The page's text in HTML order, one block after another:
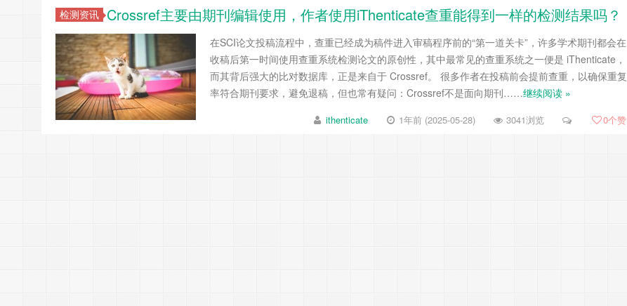
检测资讯 Crossref主要由期刊编辑使用，作者使用iThenticate查重能得到一样的检测结果吗？
在SCI论文投稿流程中，查重已经成为稿件进入审稿程序前的“第一道关卡”，许多学术期刊都会在
收稿后第一时间使用查重系统检测论文的原创性，其中最常见的查重系统之一便是 iThenticate，
而其背后强大的比对数据库，正是来自于 Crossref。 很多作者在投稿前会提前查重，以确保重复
率符合期刊要求，避免退稿，但也常有疑问：Crossref不是面向期刊……继续阅读 »
ithenticate 1年前 (2025-05-28) 3041浏览 0个赞